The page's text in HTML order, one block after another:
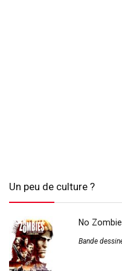
Un peu de culture ?
No
Bande